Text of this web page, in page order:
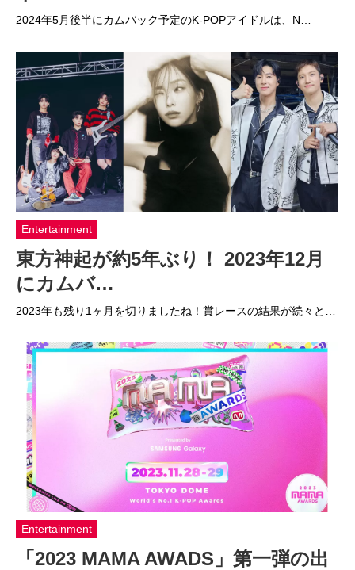
2024年5月後半にカムバック予定のK-POPアイドルは、N…
Entertainment
東方神起が約5年ぶり！ 2023年12月
にカムバ…
2023年も残り1ヶ月を切りましたね！賞レースの結果が続々と…
Entertainment
「2023 MAMA AWADS」第一弾の出